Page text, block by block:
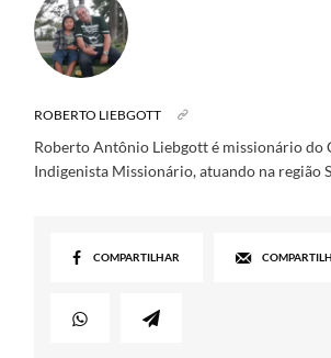
ROBERTO LIEBGOTT
Roberto Antônio Liebgott é missionário do
Indigenista Missionário, atuando na região
COMPARTILHAR